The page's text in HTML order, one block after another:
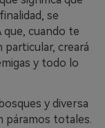
se
cuando te
creará
y todo lo
y diversa
páramos totales.